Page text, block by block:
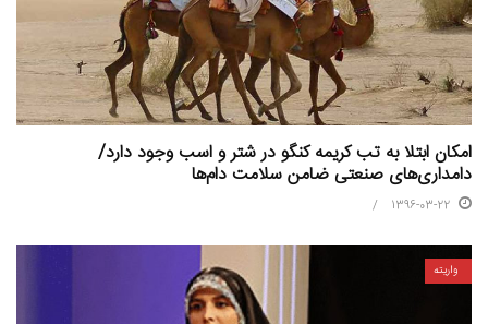
امکان ابتلا به تب کریمه کنگو در شتر و اسب وجود دارد/
دامداری‌های صنعتی ضامن سلامت دام‌ها
1396-03-22
واریته